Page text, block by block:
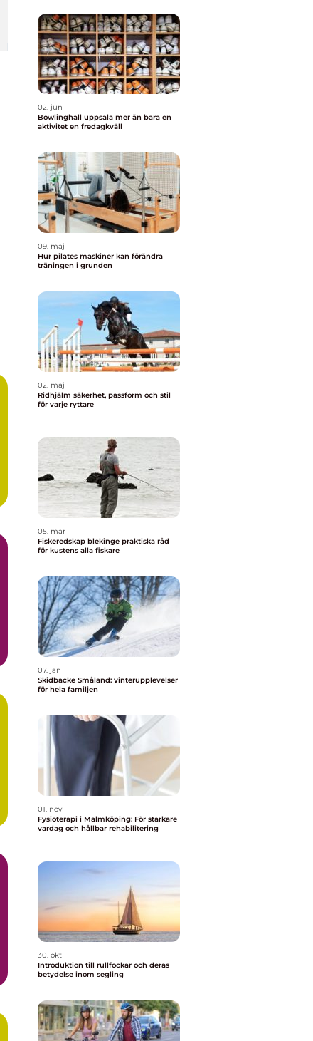
02. jun
Bowlinghall uppsala mer än bara en
aktivitet en fredagkväll
09. maj
Hur pilates maskiner kan förändra
träningen i grunden
02. maj
Ridhjälm säkerhet, passform och stil
för varje ryttare
05. mar
Fiskeredskap blekinge praktiska råd
för kustens alla fiskare
07. jan
Skidbacke Småland: vinterupplevelser
för hela familjen
01. nov
Fysioterapi i Malmköping: För starkare
vardag och hållbar rehabilitering
30. okt
Introduktion till rullfockar och deras
betydelse inom segling